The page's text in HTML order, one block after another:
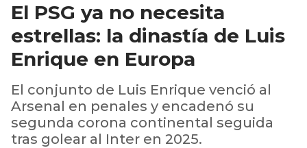
El PSG ya no necesita
estrellas: la dinastía de Luis
Enrique en Europa
El conjunto de Luis Enrique venció al
Arsenal en penales y encadenó su
segunda corona continental seguida
tras golear al Inter en 2025.